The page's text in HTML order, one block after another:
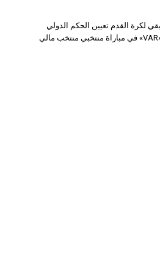
لكرة القدم تعيين الحكم الدولي
المصري محمود عاشور حكمًا لتقنية الفيديو «VAR» في مباراة منتخبي منتخب مالي